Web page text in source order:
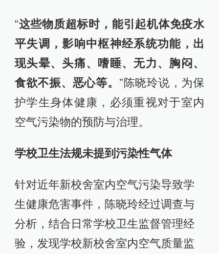
“这些物质超标时，能引起机体免疫水
平失调，影响中枢神经系统功能，出
现头晕、头痛、嗜睡、无力、胸闷、
食欲不振、恶心等。 ”陈晓玲说，为保
护学生身体健康，必须重视对于室内
空气污染物的预防与治理。
学校卫生法规未提到污染性气体
针对近年新校舍室内空气污染导致学
生健康危害事件，陈晓玲经过调查与
分析，结合日常学校卫生监督管理经
验，发现学校新校舍室内空气质量监